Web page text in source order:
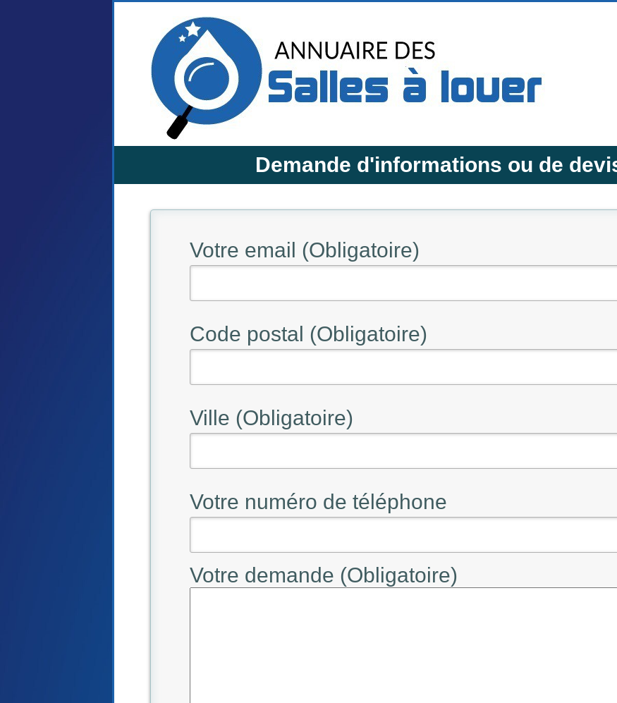
Demande d'informations ou de
Votre email (Obligatoire)
Code postal (Obligatoire)
Ville (Obligatoire)
Votre numéro de téléphone
Votre demande (Obligatoire)